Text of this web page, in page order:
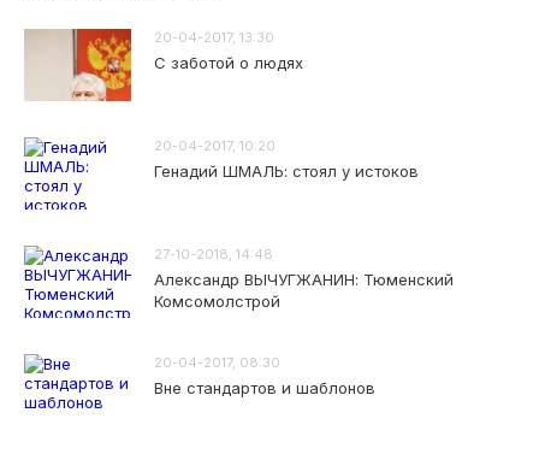
20-04-2017, 13:30
С заботой о людях
20-04-2017, 10:20
Генадий ШМАЛЬ: стоял у истоков
27-10-2018, 14:48
Александр ВЫЧУГЖАНИН: Тюменский
Комсомолстрой
20-04-2017, 08:30
Вне стандартов и шаблонов